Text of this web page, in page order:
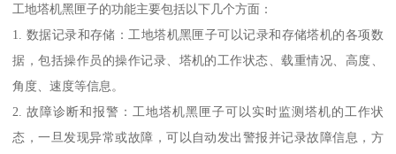
工地塔机黑匣子的功能主要包括以下几个方面：
1. 数据记录和存储：工地塔机黑匣子可以记录和存储塔机的各项数
据，包括操作员的操作记录、塔机的工作状态、载重情况、高度、
角度、速度等信息。
2. 故障诊断和报警：工地塔机黑匣子可以实时监测塔机的工作状
态，一旦发现异常或故障，可以自动发出警报并记录故障信息，方